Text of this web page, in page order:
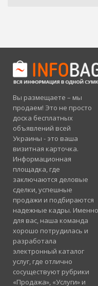
Вы размещаете – мы
продаем! Это не просто
доска бесплатных
объявлений всей
Украины - это ваша
визитная карточка.
Информационная
площадка, где
заключаются деловые
сделки, успешные
продажи и подбираются
надежные кадры. Именно
для вас, наша команда
хорошо потрудилась и
разработала
электронный каталог
услуг, где отлично
сосуществуют рубрики
«Продажа», «Услуги» и